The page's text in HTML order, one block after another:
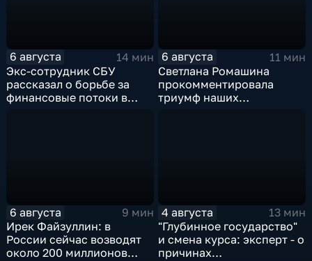
6 августа
14 мин
Экс-сотрудник СБУ
рассказал о борьбе за
финансовые потоки в
6 августа
11 мин
Светлана Ромашина
прокомментировала
триумф наших
6 августа
9 мин
Ирек Файзуллин: в
России сейчас возводят
около 200 миллионов
4 августа
13 мин
"Глубинное государство"
и смена курса: эксперт - о
причинах